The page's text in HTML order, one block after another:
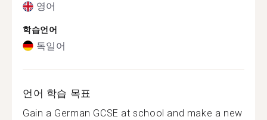
영어
학습언어
독일어
언어 학습 목표
Gain a German GCSE at school and make a new